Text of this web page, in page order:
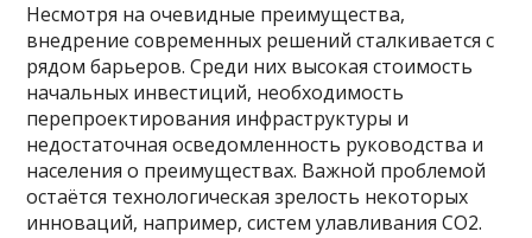
Несмотря на очевидные преимущества,
внедрение современных решений сталкивается с
рядом барьеров. Среди них высокая стоимость
начальных инвестиций, необходимость
перепроектирования инфраструктуры и
недостаточная осведомленность руководства и
населения о преимуществах. Важной проблемой
остаётся технологическая зрелость некоторых
инноваций, например, систем улавливания CO2.